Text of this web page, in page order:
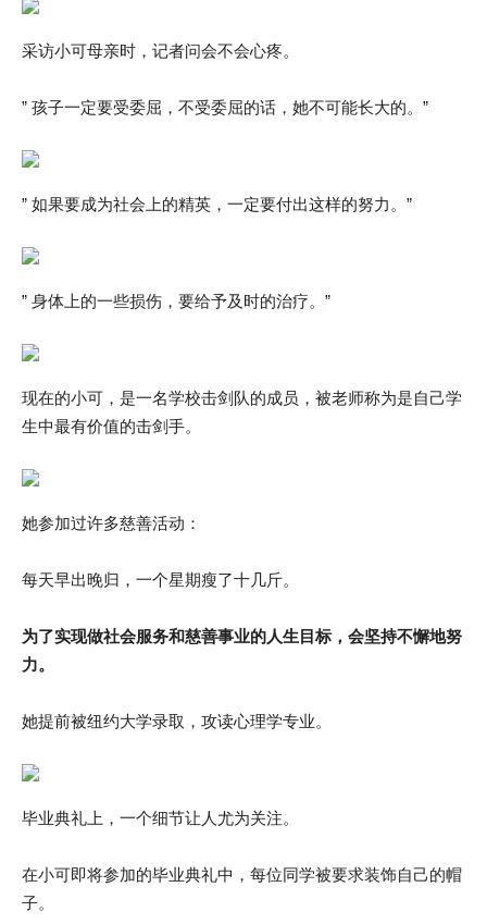
采访小可母亲时，记者问会不会心疼。
” 孩子一定要受委屈，不受委屈的话，她不可能长大的。”
” 如果要成为社会上的精英，一定要付出这样的努力。”
” 身体上的一些损伤，要给予及时的治疗。”
现在的小可，是一名学校击剑队的成员，被老师称为是自己学
生中最有价值的击剑手。
她参加过许多慈善活动：
每天早出晚归，一个星期瘦了十几斤。
为了实现做社会服务和慈善事业的人生目标，会坚持不懈地努
力。
她提前被纽约大学录取，攻读心理学专业。
毕业典礼上，一个细节让人尤为关注。
在小可即将参加的毕业典礼中，每位同学被要求装饰自己的帽
子。